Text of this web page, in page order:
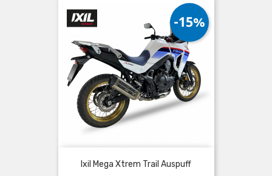
Ixil Mega Xtrem Trail Auspuff
-15%